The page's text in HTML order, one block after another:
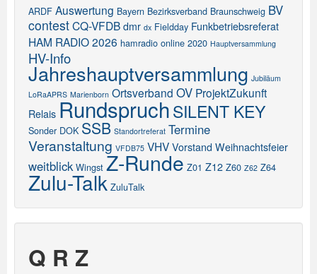
ARDF Auswertung Bayern Bezirksverband Braunschweig BV
contestCQ-VFDB dmr dx Fieldday Funkbetriebsreferat
HAM RADIO 2026 hamradio online 2020 Hauptversammlung
HV-Info
Jahreshauptversammlung Jubiläum
LoRaAPRS Marienborn Ortsverband OV ProjektZukunft
Relais RundspruchSILENT KEY
Sonder DOK SSB Standortreferat Termine
Veranstaltung VFDB75 VHV Vorstand Weihnachtsfeier
weitblick Wingst Z-Runde Z01 Z12 Z60 Z62 Z64
Zulu-Talk ZuluTalk
Q R Z